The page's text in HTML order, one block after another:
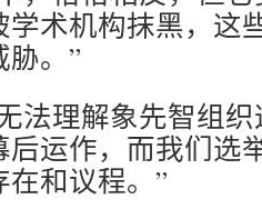
学术机构抹黑，这
胁。”
法理解象先智组
后运作，而我们选
和议程。”